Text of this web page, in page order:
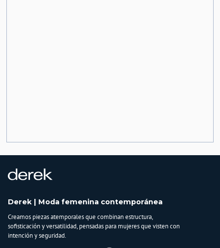
Derek | Moda femenina contemporánea
Creamos piezas atemporales que combinan estructura,
sofisticación y versatilidad, pensadas para mujeres que visten con
intención y seguridad.